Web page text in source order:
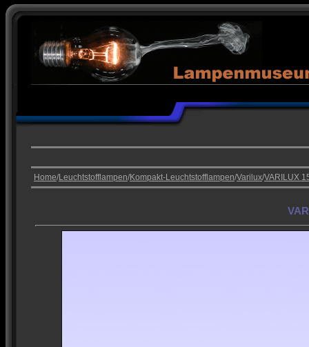
Home/Leuchtstofflampen/Kompakt-Leuchtstofflampen/Varilux/VARILUX